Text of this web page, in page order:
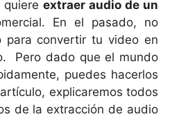
extraer audio de un
En el pasado, no
para convertir tu video en
Pero dado que el mundo
puedes hacerlos
explicaremos todos
de la extracción de audio